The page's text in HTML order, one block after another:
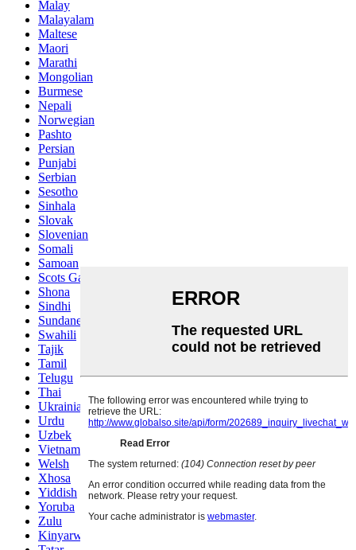
Malay
Malayalam
Maltese
Maori
Marathi
Mongolian
Burmese
Nepali
Norwegian
Pashto
Persian
Punjabi
Serbian
Sesotho
Sinhala
Slovak
Slovenian
Somali
Samoan
Scots Gaelic
Shona
Sindhi
Sundanese
Swahili
Tajik
Tamil
Telugu
Thai
Ukrainian
Urdu
Uzbek
Vietnamese
Welsh
Xhosa
Yiddish
Yoruba
Zulu
Kinyarwanda